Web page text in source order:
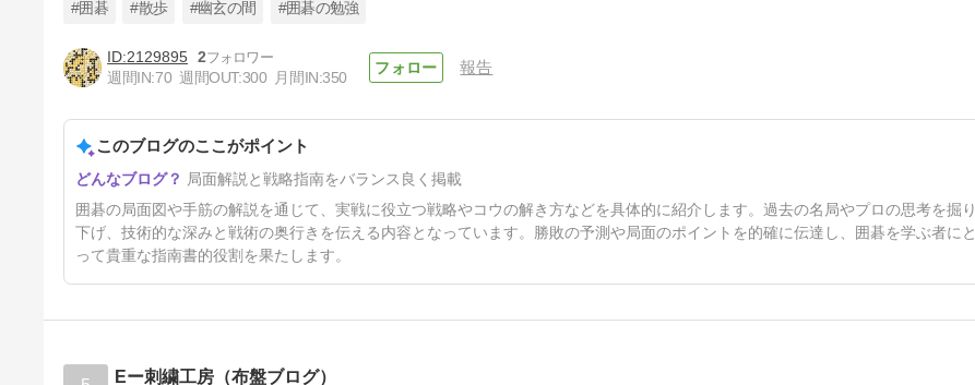
5日前
#囲碁 #散歩 #幽玄の間 #囲碁の勉強
2129895 2
週間IN:70 週間OUT:300 月間IN:350
報告
このブログのここがポイント
局面解説と戦略指南をバランス良く掲載
囲碁の局面図や手筋の解説を通じて、実戦に役立つ戦略やコウの解き方などを具体的に紹介します。過去の名局やプロの思考を掘り
下げ、技術的な深みと戦術の奥行きを伝える内容となっています。勝敗の予測や局面のポイントを的確に伝達し、囲碁を学ぶ者にと
って貴重な指南書的役割を果たします。
Eー刺繍工房（布盤ブログ）